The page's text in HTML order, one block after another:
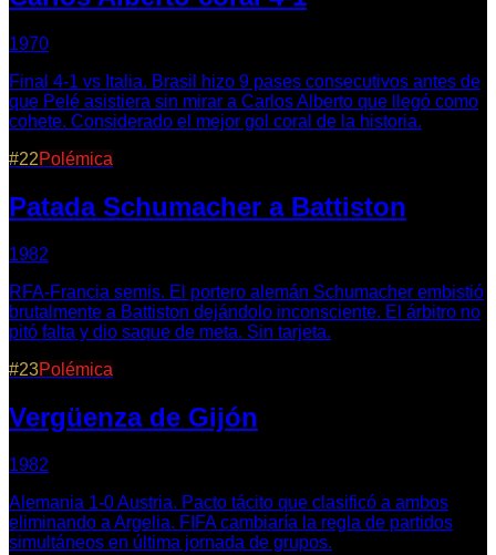
1970
Final 4-1 vs Italia. Brasil hizo 9 pases consecutivos antes de
que Pelé asistiera sin mirar a Carlos Alberto que llegó como
cohete. Considerado el mejor gol coral de la historia.
#22Polémica
Patada Schumacher a Battiston
1982
RFA-Francia semis. El portero alemán Schumacher embistió
brutalmente a Battiston dejándolo inconsciente. El árbitro no
pitó falta y dio saque de meta. Sin tarjeta.
#23Polémica
Vergüenza de Gijón
1982
Alemania 1-0 Austria. Pacto tácito que clasificó a ambos
eliminando a Argelia. FIFA cambiaría la regla de partidos
simultáneos en última jornada de grupos.